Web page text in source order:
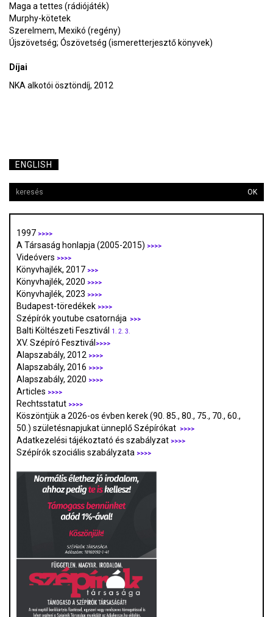
Maga a tettes (rádiójáték)
Murphy-kötetek
Szerelmem, Mexikó (regény)
Újszövetség; Ószövetség (ismeretterjesztő könyvek)
Díjai
NKA alkotói ösztöndíj, 2012
ENGLISH
OK
1997 >>>>
A Társaság honlapja (2005-2015) >>>>
Videóvers >>>>
Könyvhajlék, 2017 >>>
Könyvhajlék, 2020 >>>>
Könyvhajlék, 2023 >>>>
Budapest-töredékek >>>>
Szépírók youtube csatornája >>>
Balti Költészeti Fesztivál 1. 2. 3.
XV. Szépíró Fesztivál >>>>
Alapszabály, 2012 >>>>
Alapszabály, 2016 >>>>
Alapszabály, 2020 >>>>
Articles >>>>
Rechtsstatut >>>>
Köszöntjük a 2026-os évben kerek (90. 85., 80., 75., 70., 60.,
50.) születésnapjukat ünneplő Szépírókat
>>>>
Adatkezelési tájékoztató és szabályzat >>>>
Szépírók szociális szabályzata >>>>